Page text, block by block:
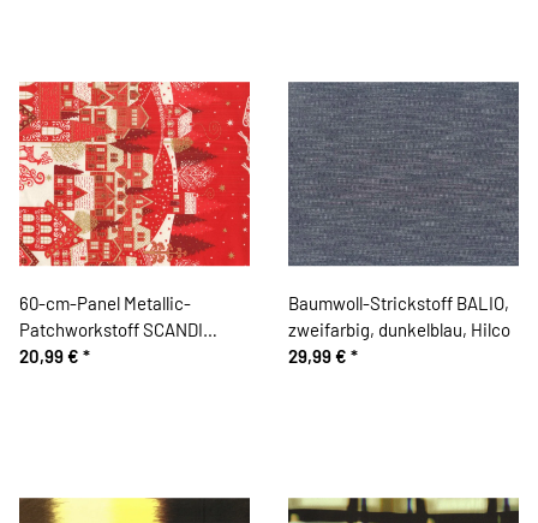
60-cm-Panel Metallic-
Patchworkstoff SCANDI
CALENDER, Adventskalender,
20,99 € *
Baumwoll-Strickstoff BALIO,
zweifarbig, dunkelblau, Hilco
29,99 € *